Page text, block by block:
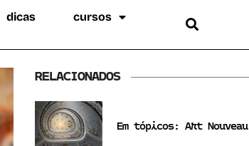
dicas cursos
RELACIONADOS
Em tópicos: Art Nouveau